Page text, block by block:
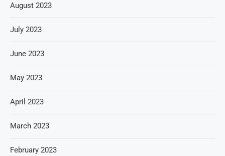
August 2023
July 2023
June 2023
May 2023
April 2023
March 2023
February 2023